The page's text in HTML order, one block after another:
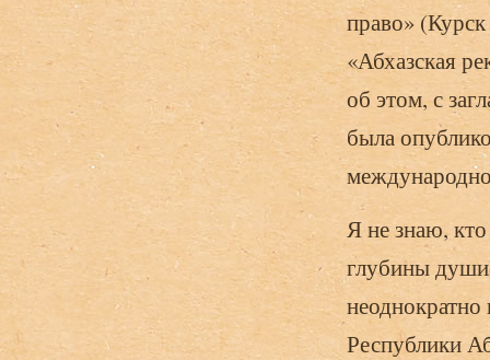
право»
«Абхазская
об этом, с
была
Я не знаю,
глубины души
Республики